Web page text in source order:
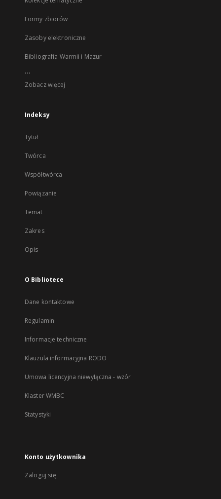
Formy zbiorów
Zasoby elektroniczne
Bibliografia Warmii i Mazur
...
Zobacz więcej
Indeksy
Tytuł
Twórca
Współtwórca
Powiązanie
Temat
Zakres
Opis
O Bibliotece
Dane kontaktowe
Regulamin
Informacje techniczne
Klauzula informacyjna RODO
Umowa licencyjna niewyłączna - wzór
Klaster WMBC
Statystyki
Konto użytkownika
Zaloguj się